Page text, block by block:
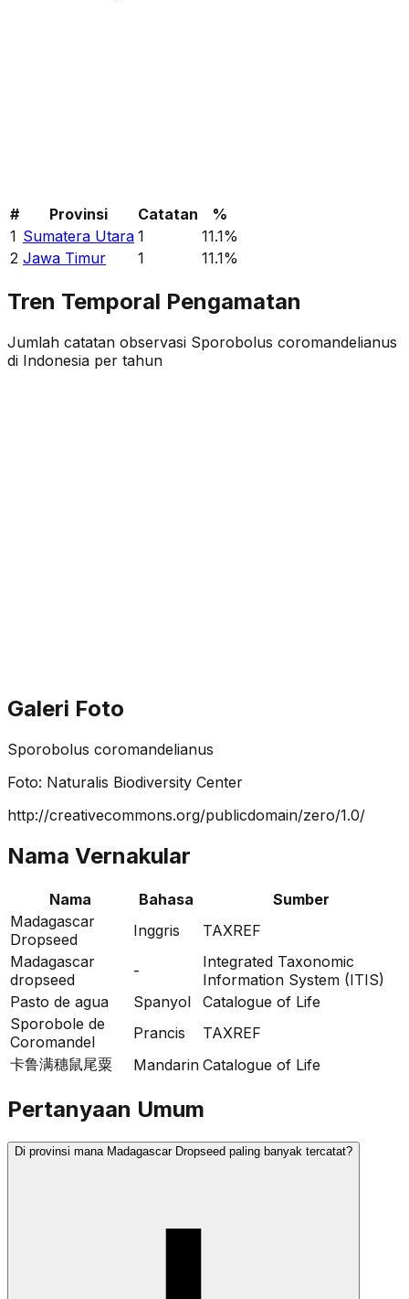
# Provinsi Catatan
%
1 Sumatera Utara 1 11.1%
2 Jawa Timur 1 11.1%
Tren Temporal Pengamatan
Jumlah catatan observasi Sporobolus coromandelianus
di Indonesia per tahun
Galeri Foto
Sporobolus coromandelianus
Foto: Naturalis Biodiversity Center
http://creativecommons.org/publicdomain/zero/1.0/
Nama Vernakular
Nama Bahasa
Sumber
Madagascar
Dropseed
Inggris
TAXREF
Madagascar
dropseed
-
Integrated Taxonomic
Information System (ITIS)
Pasto de agua
Spanyol
Catalogue of Life
Sporobole de
Coromandel
Prancis
TAXREF
卡鲁满穗鼠尾粟
Mandarin Catalogue of Life
Pertanyaan Umum
Di provinsi mana Madagascar Dropseed paling banyak tercatat?